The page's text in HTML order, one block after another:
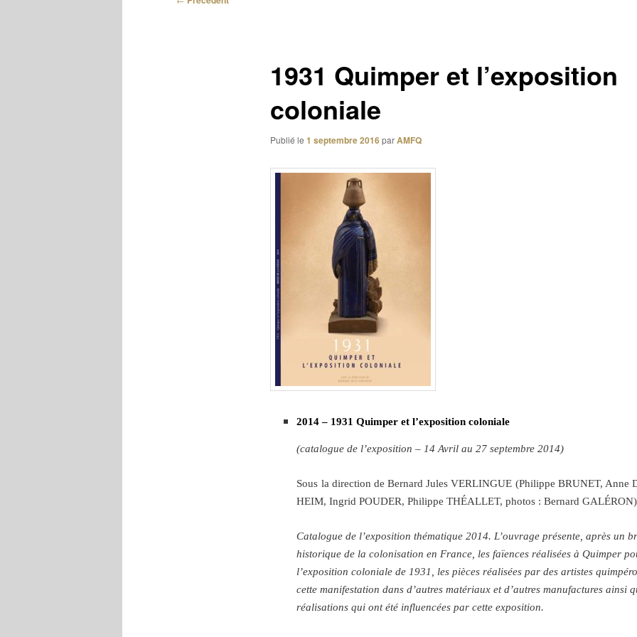
1931 Quimper et l’exposition
coloniale
Publié le 1 septembre 2016parAMFQ
2014 – 1931 Quimper et l’exposition coloniale
(catalogue de l’exposition – 14 Avril au 27 septembre 2014)
Sous la direction de Bernard Jules VERLINGUE (Philippe BRUNET, Anne
HEIM, Ingrid POUDER, Philippe THÉALLET, photos : Bernard GALÉRON)
Catalogue de l’exposition thématique 2014. L’ouvrage présente, après un
historique de la colonisation en France, les faïences réalisées à Quimper
l’exposition coloniale de 1931, les pièces réalisées par des artistes
cette manifestation dans d’autres matériaux et d’autres manufactures ainsi
réalisations qui ont été influencées par cette exposition.